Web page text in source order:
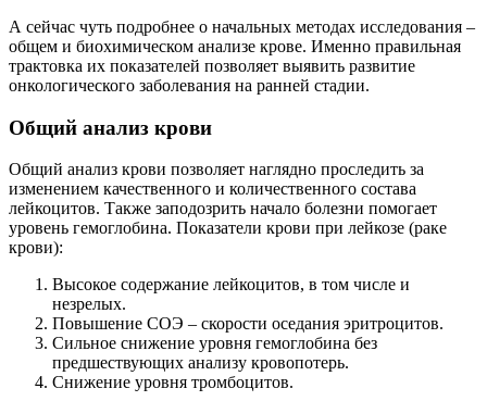
А сейчас чуть подробнее о начальных методах исследования –
общем и биохимическом анализе крове. Именно правильная
трактовка их показателей позволяет выявить развитие
онкологического заболевания на ранней стадии.
Общий анализ крови
Общий анализ крови позволяет наглядно проследить за
изменением качественного и количественного состава
лейкоцитов. Также заподозрить начало болезни помогает
уровень гемоглобина. Показатели крови при лейкозе (раке
крови):
Высокое содержание лейкоцитов, в том числе и
незрелых.
Повышение СОЭ – скорости оседания эритроцитов.
Сильное снижение уровня гемоглобина без
предшествующих анализу кровопотерь.
Снижение уровня тромбоцитов.